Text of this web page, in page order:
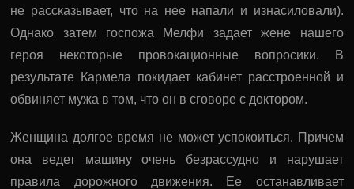
не рассказывает, что на нее напали и изнасиловали).
Однако затем госпожа Мелфи задает жене нашего
героя некоторые провокационные вопросики. В
результате Кармела покидает кабинет расстроенной и
обвиняет мужа в том, что он в сговоре с доктором.
Женщина долгое время не может успокоиться. Причем
она ведет машину очень безрассудно и нарушает
правила дорожного движения. Ее останавливает